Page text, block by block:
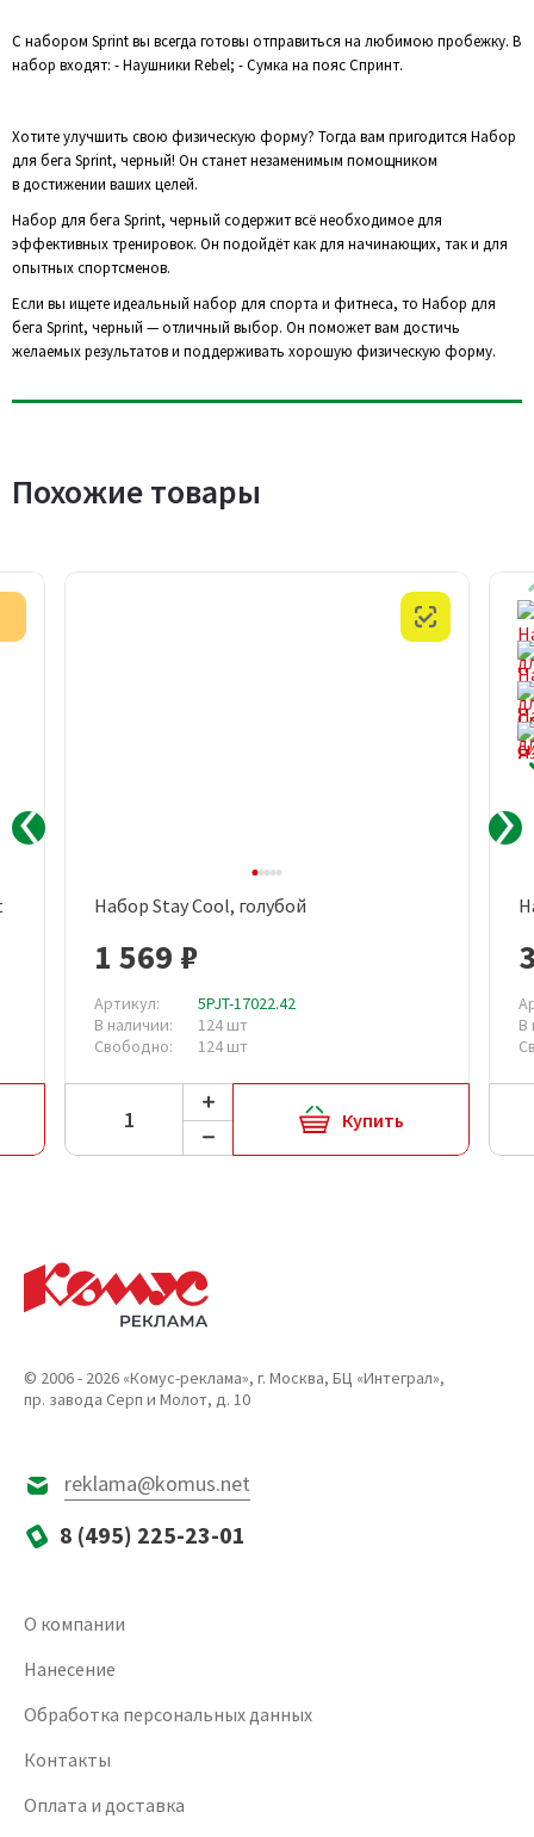
С набором Sprint вы всегда готовы отправиться на любимою пробежку. В
набор входят: - Наушники Rebel; - Сумка на пояс Спринт.
Хотите улучшить свою физическую форму? Тогда вам пригодится Набор
для бега Sprint, черный! Он станет незаменимым помощником
в достижении ваших целей.
Набор для бега Sprint, черный содержит всё необходимое для
эффективных тренировок. Он подойдёт как для начинающих, так и для
опытных спортсменов.
Если вы ищете идеальный набор для спорта и фитнеса, то Набор для
бега Sprint, черный — отличный выбор. Он поможет вам достичь
желаемых результатов и поддерживать хорошую физическую форму.
Похожие товары
Честный
Набор Stay Cool, голубой
1 569 ₽
Артикул:
5PJT-17022.42
В наличии:
124 шт
Свободно:
124 шт
Купить
В
© 2006 - 2026 «Комус-реклама», г. Москва, БЦ «Интеграл»,
пр. завода Серп и Молот, д. 10
reklama@komus.net
8 (495) 225-23-01
О компании
Нанесение
Обработка персональных данных
Контакты
Оплата и доставка